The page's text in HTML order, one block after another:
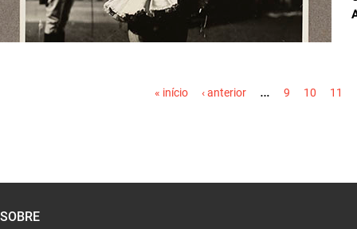
« início ‹ anterior … 9 10 11
SOBRE